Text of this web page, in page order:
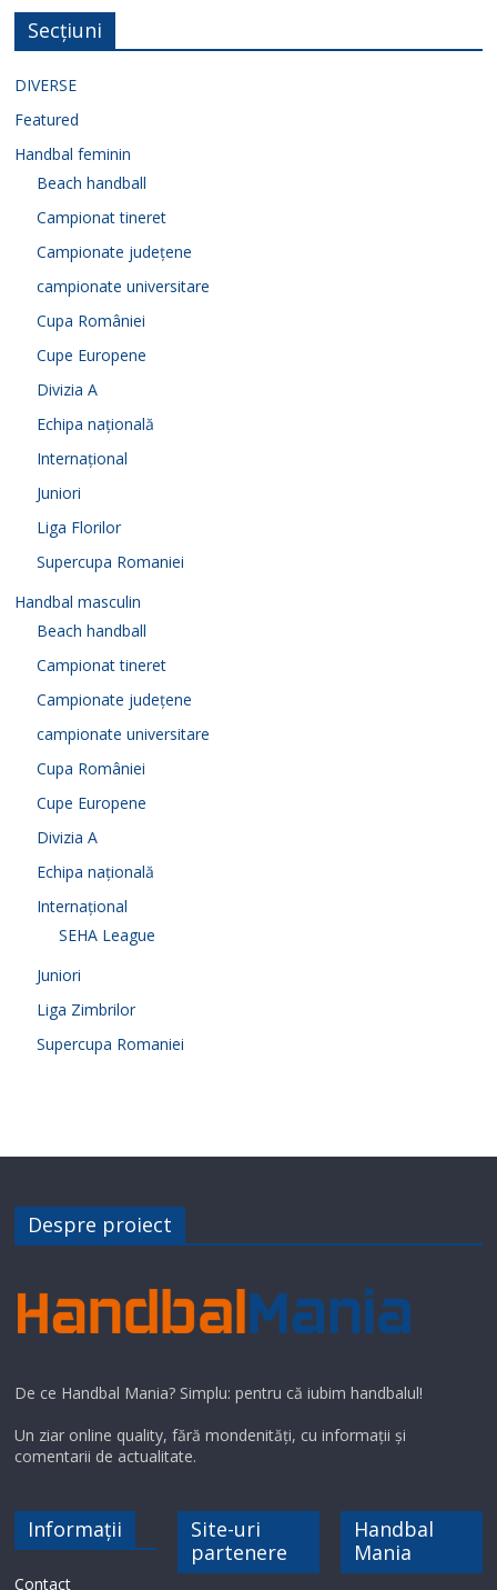
Secțiuni
DIVERSE
Featured
Handbal feminin
Beach handball
Campionat tineret
Campionate județene
campionate universitare
Cupa României
Cupe Europene
Divizia A
Echipa națională
Internațional
Juniori
Liga Florilor
Supercupa Romaniei
Handbal masculin
Beach handball
Campionat tineret
Campionate județene
campionate universitare
Cupa României
Cupe Europene
Divizia A
Echipa națională
Internațional
SEHA League
Juniori
Liga Zimbrilor
Supercupa Romaniei
Despre proiect
De ce Handbal Mania? Simplu: pentru că iubim handbalul!
Un ziar online quality, fără mondenități, cu informații și
comentarii de actualitate.
Informații
Contact
Site-uri
partenere
Handbal
Mania